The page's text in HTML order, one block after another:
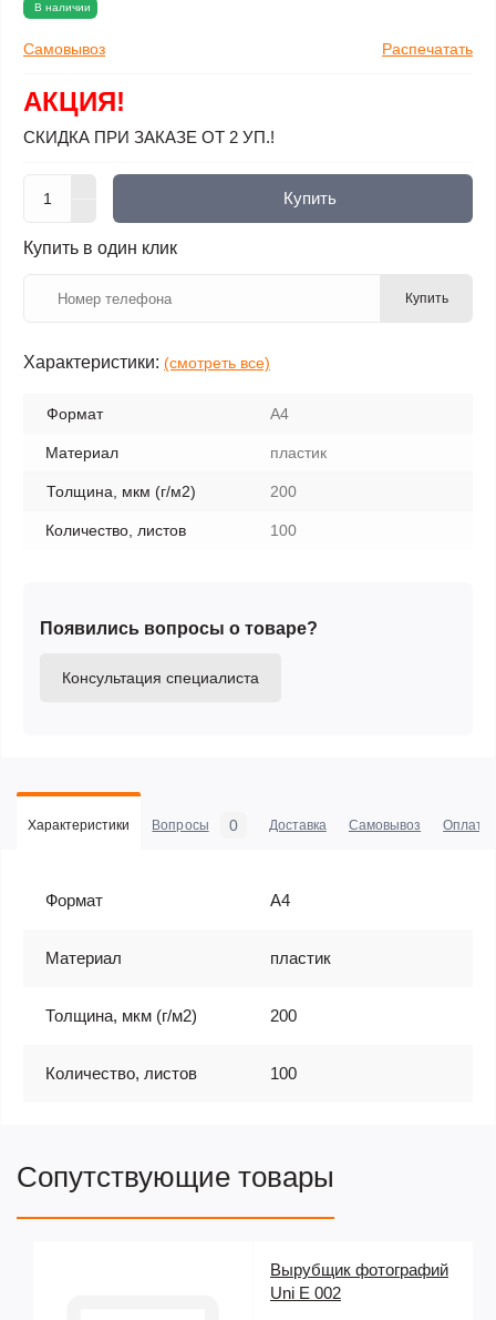
В наличии
Самовывоз Распечатать
АКЦИЯ!
СКИДКА ПРИ ЗАКАЗЕ ОТ 2 УП.!
Купить
Купить в один клик
Купить
Характеристики: (смотреть все)
Формат А4
Материал пластик
Толщина, мкм (г/м2) 200
Количество, листов 100
Появились вопросы о товаре?
Консультация специалиста
Характеристики Вопросы 0 Доставка Самовывоз Оплата
Формат А4
Материал пластик
Толщина, мкм (г/м2) 200
Количество, листов 100
Сопутствующие товары
Вырубщик фотографий
Uni E 002